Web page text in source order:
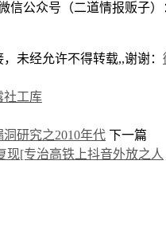
信公众号（二道情报贩子）
未经允许不得转载,,谢谢：
社工库
研究之2010年代 下一篇
现[专治高铁上抖音外放之人